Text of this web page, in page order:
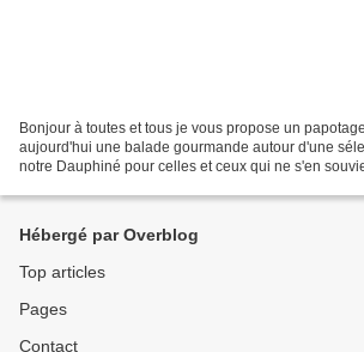
Bonjour à toutes et tous je vous propose un
aujourd'hui une balade gourmande autour d'une
notre Dauphiné pour celles et ceux qui ne s'en
Hébergé par Overblog
Top articles
Pages
Contact